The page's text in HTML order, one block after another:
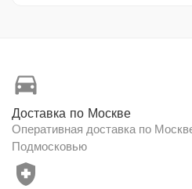
directions_car
Доставка по Москве
Оперативная доставка по
Подмосковью
health_and_safety